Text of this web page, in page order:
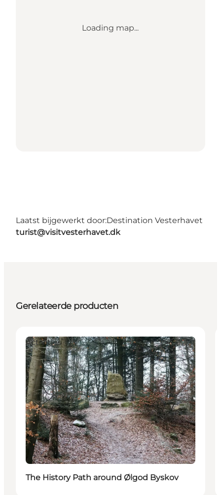
Loading map...
Laatst bijgewerkt door:Destination Vesterhavet
turist@visitvesterhavet.dk
Gerelateerde producten
Activities
The History Path around Ølgod Byskov